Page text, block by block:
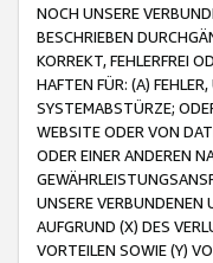
NOCH UNSERE
BESCHRIEBEN
KORREKT, FEHLERFREI
HAFTEN FÜR: (A)
SYSTEMABSTÜRZE;
WEBSITE ODER VON
ODER EINER ANDEREN
UNSERE VERBUNDENEN
AUFGRUND (X) DES
VORTEILEN SOWIE (Y)